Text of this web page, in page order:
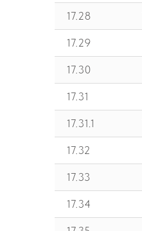
17.28
17.29
17.30
17.31
17.31.1
17.32
17.33
17.34